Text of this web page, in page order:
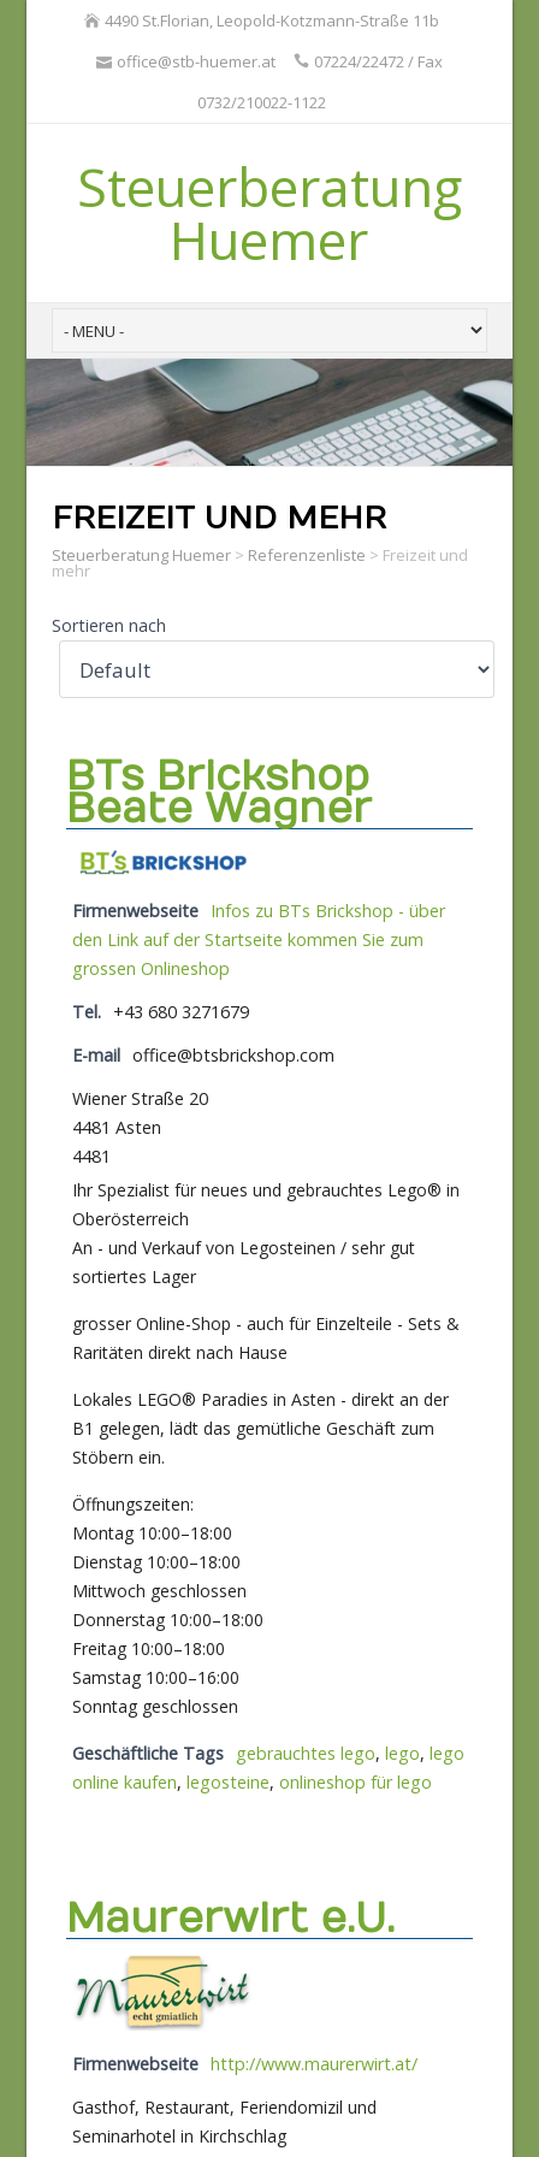
4490 St.Florian, Leopold-Kotzmann-Straße 11b
office@stb-huemer.at
07224/22472 / Fax
0732/210022-1122
Steuerberatung
Huemer
FREIZEIT UND MEHR
Steuerberatung Huemer> Referenzenliste > Freizeit und
mehr
Sortieren nach
BTs Brickshop
Beate Wagner
Firmenwebseite
Infos zu BTs Brickshop - über
den Link auf der Startseite kommen Sie zum
grossen Onlineshop
Tel.
+43 680 3271679
E-mail office@btsbrickshop.com
Wiener Straße 20
4481 Asten
4481
Ihr Spezialist für neues und gebrauchtes Lego® in
Oberösterreich
An - und Verkauf von Legosteinen / sehr gut
sortiertes Lager
grosser Online-Shop - auch für Einzelteile - Sets &
Raritäten direkt nach Hause
Lokales LEGO® Paradies in Asten - direkt an der
B1 gelegen, lädt das gemütliche Geschäft zum
Stöbern ein.
Öffnungszeiten:
Montag 10:00–18:00
Dienstag 10:00–18:00
Mittwoch geschlossen
Donnerstag 10:00–18:00
Freitag 10:00–18:00
Samstag 10:00–16:00
Sonntag geschlossen
Geschäftliche Tags gebrauchtes lego, lego, lego
online kaufen, legosteine, onlineshop für lego
Maurerwirt e.U.
Firmenwebseite http://www.maurerwirt.at/
Gasthof, Restaurant, Feriendomizil und
Seminarhotel in Kirchschlag